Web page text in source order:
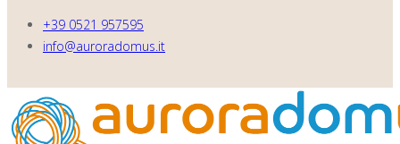
+39 0521 957595
info@auroradomus.it